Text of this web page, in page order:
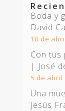
Boda y
David
10 de
Con
| José
5 de abril
Una
Jesús